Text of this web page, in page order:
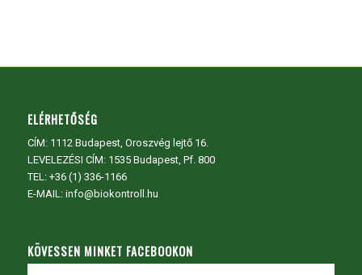
ELÉRHETŐSÉG
CÍM: 1112 Budapest, Oroszvég lejtő 16.
LEVELEZÉSI CÍM: 1535 Budapest, Pf. 800
TEL: +36 (1) 336-1166
E-MAIL: info@biokontroll.hu
KÖVESSEN MINKET FACEBOOKON